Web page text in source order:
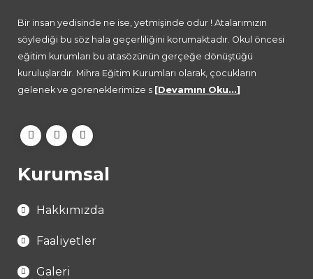
Bir insan yedisinde ne ise, yetmişinde odur ! Atalarımızın
söylediği bu söz hala geçerliliğini korumaktadır. Okul öncesi
eğitim kurumları bu atasözünün gerçeğe dönüştüğü
kuruluşlardır. Mihra Eğitim Kurumları olarak, çocukların
gelenek ve göreneklerimize s [Devamını Oku...]
Kurumsal
Hakkımızda
Faaliyetler
Galeri